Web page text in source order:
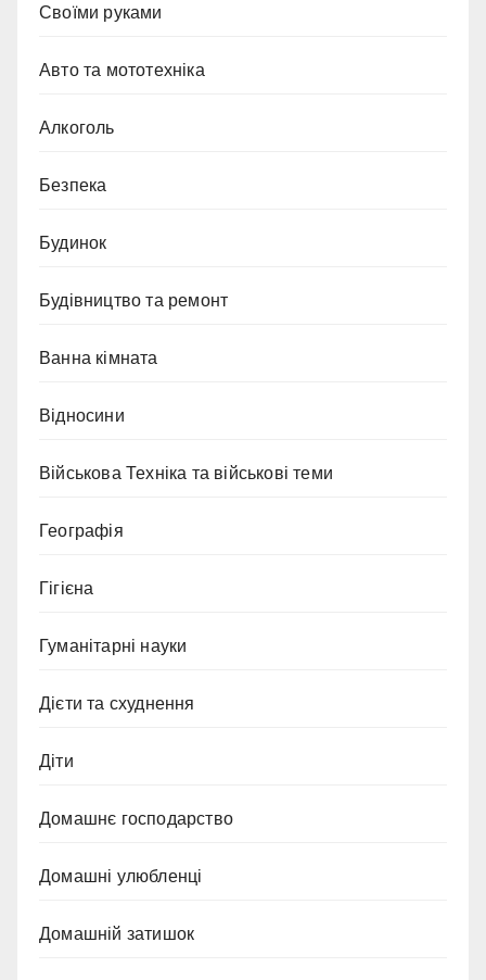
Cвоїми руками
Авто та мототехніка
Алкоголь
Безпека
Будинок
Будівництво та ремонт
Ванна кімната
Відносини
Військова Техніка та військові теми
Географія
Гігієна
Гуманітарні науки
Дієти та схуднення
Діти
Домашнє господарство
Домашні улюбленці
Домашній затишок